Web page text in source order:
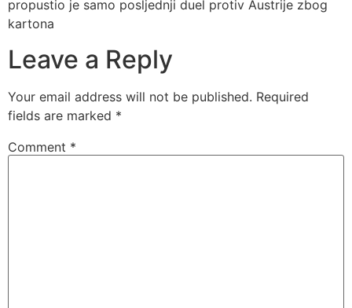
propustio je samo posljednji duel protiv Austrije zbog
kartona
Leave a Reply
Your email address will not be published. Required
fields are marked *
Comment *